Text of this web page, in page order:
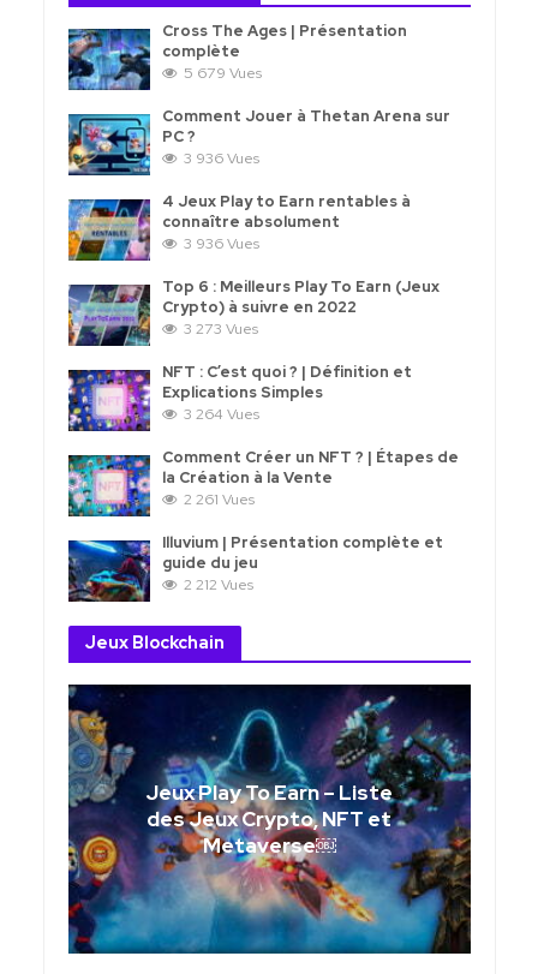
Cross The Ages | Présentation
complète
5 679 Vues
Comment Jouer à Thetan Arena sur
PC ?
3 936 Vues
4 Jeux Play to Earn rentables à
connaître absolument
3 936 Vues
Top 6 : Meilleurs Play To Earn (Jeux
Crypto) à suivre en 2022
3 273 Vues
NFT : C’est quoi ? | Définition et
Explications Simples
3 264 Vues
Comment Créer un NFT ? | Étapes de
la Création à la Vente
2 261 Vues
Illuvium | Présentation complète et
guide du jeu
2 212 Vues
Jeux Blockchain
Jeux Play To Earn – Liste
des Jeux Crypto, NFT et
Metaverse￼